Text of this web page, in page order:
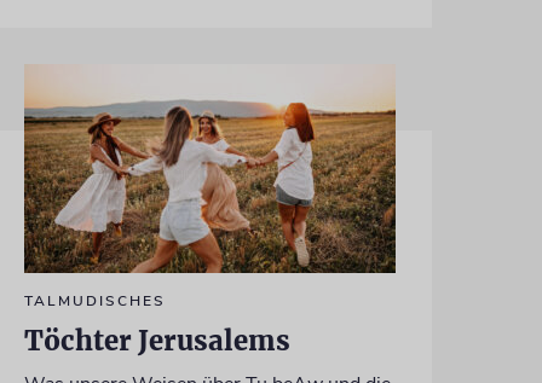
TALMUDISCHES
Töchter Jerusalems